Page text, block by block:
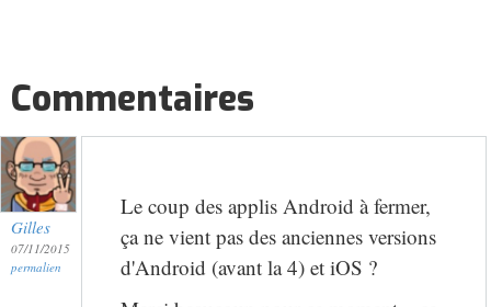
Commentaires
Gilles
07/11/2015
permalien
Le coup des applis Android à fermer,
ça ne vient pas des anciennes versions
d'Android (avant la 4) et iOS ?